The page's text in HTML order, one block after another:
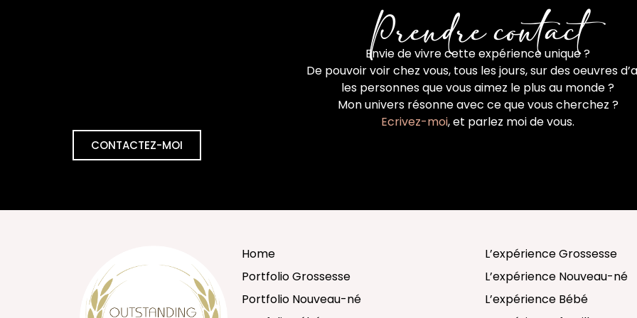
Prendre contact
Envie de vivre cette expérience unique ?
De pouvoir voir chez vous, tous les jours, sur des oeuvres
les personnes que vous aimez le plus au monde ?
Mon univers résonne avec ce que vous cherchez ?
Ecrivez-moi, et parlez moi de vous.
CONTACTEZ-MOI
Home
Portfolio Grossesse
Portfolio Nouveau-né
L’expérience Grossesse
L’expérience Nouveau-né
L’expérience Bébé